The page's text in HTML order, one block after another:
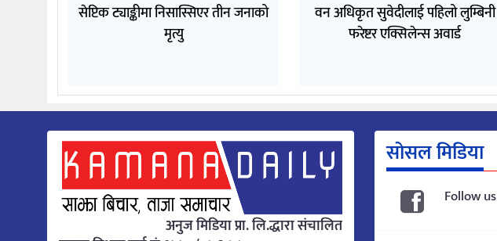
सेप्टिक ट्याङ्कीमा निसास्सिएर तीन जनाको
मृत्यु
वन अधिकृत सुवेदीलाई पहिलो लुम्बिनी
फरेष्टर एक्सिलेन्स अवार्ड
अनुज मिडिया प्रा. लि.द्धारा संचालित
सोसल मिडिया
Follow